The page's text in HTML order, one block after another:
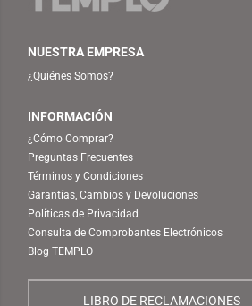
NUESTRA EMPRESA
¿Quiénes Somos?
INFORMACIÓN
¿Cómo Comprar?
Preguntas Frecuentes
Términos y Condiciones
Garantías, Cambios y Devoluciones
Políticas de Privacidad
Consulta de Comprobantes Electrónicos
Blog TEMPLO
LIBRO DE RECLAMACIONES